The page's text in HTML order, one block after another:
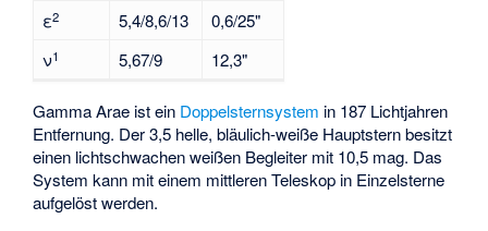
ε2 5,4/8,6/13
0,6/25"
ν1 5,67/9 12,3"
Gamma Arae ist ein Doppelsternsystem in 187 Lichtjahren
Entfernung. Der 3,5 helle, bläulich-weiße Hauptstern besitzt
einen lichtschwachen weißen Begleiter mit 10,5 mag. Das
System kann mit einem mittleren Teleskop in Einzelsterne
aufgelöst werden.